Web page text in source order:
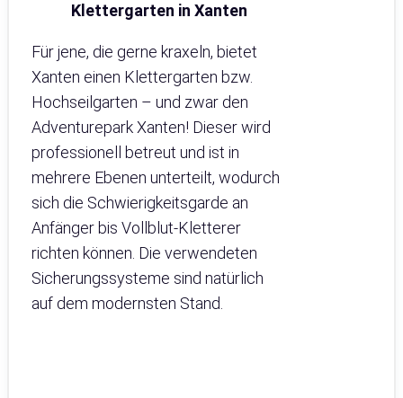
Klettergarten in Xanten
Für jene, die gerne kraxeln, bietet
Xanten einen Klettergarten bzw.
Hochseilgarten – und zwar den
Adventurepark Xanten! Dieser wird
professionell betreut und ist in
mehrere Ebenen unterteilt, wodurch
sich die Schwierigkeitsgarde an
Anfänger bis Vollblut-Kletterer
richten können. Die verwendeten
Sicherungssysteme sind natürlich
auf dem modernsten Stand.